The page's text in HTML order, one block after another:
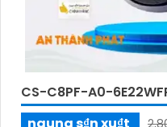
CS-C8PF-A0-
ngung s₫n xu₫t